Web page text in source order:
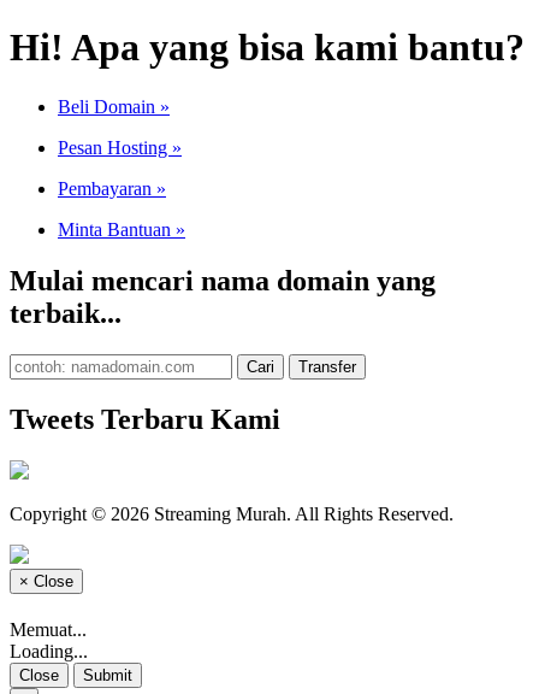
Hi! Apa yang bisa kami bantu?
Beli Domain »
Pesan Hosting »
Pembayaran »
Minta Bantuan »
Mulai mencari nama domain yang
terbaik...
Tweets Terbaru Kami
Copyright © 2026 Streaming Murah. All Rights Reserved.
× Close
Memuat...
Loading...
Close
Submit